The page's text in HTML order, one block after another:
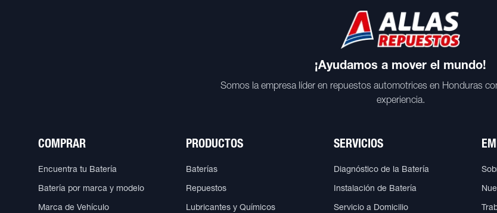
¡Ayudamos a mover el mundo!
Somos la empresa líder en repuestos automotrices en Honduras
experiencia.
COMPRAR
Encuentra tu Batería
Batería por marca y modelo
Marca de Vehículo
PRODUCTOS
Baterías
Repuestos
Lubricantes y Químicos
SERVICIOS
Diagnóstico de la Batería
Instalación de Batería
Servicio a Domicilio